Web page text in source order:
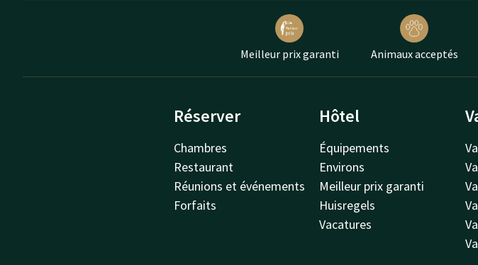
Meilleur prix garanti Animaux acceptés
Réserver
Chambres
Restaurant
Réunions et événements
Forfaits
Hôtel
Équipements
Environs
Meilleur prix garanti
Huisregels
Vacatures